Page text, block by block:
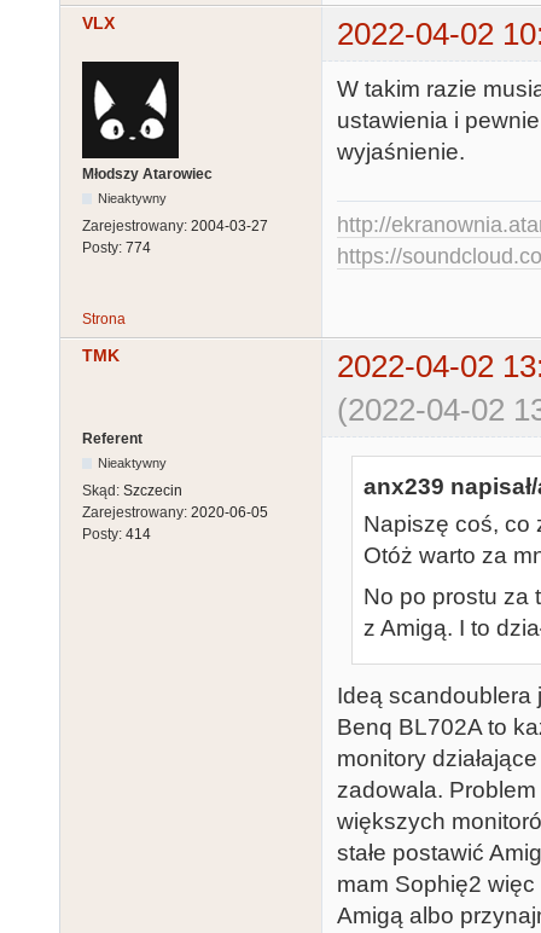
VLX 2022-04-02
Młodszy Atarowiec
Nieaktywny
Zarejestrowany: 2004-03-27
Posty: 774
W takim razie
ustawienia i
wyjaśnienie.
http://
https://
Strona
TMK
2022-04-02
(2022-04-02
Referent
Nieaktywny
Skąd: Szczecin
Zarejestrowany: 2020-06-05
Posty: 414
anx239
Napiszę coś, co
Otóż warto za
No po prostu za
z Amigą. I to
Ideą scandoublera
Benq BL702A to
monitory
zadowala.
większych
stałe postawić
mam Sophię2
Amigą albo